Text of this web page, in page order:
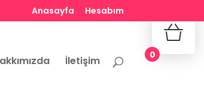
Anasayfa Hesabım
İletişim 0